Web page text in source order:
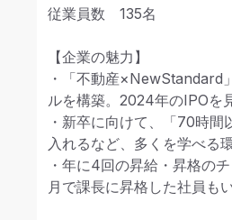
従業員数　135名
【企業の魅力】
・「不動産×NewStandard
ルを構築。2024年のIPOを
・新卒に向けて、「70時
入れるなど、多くを学べる
・年に4回の昇給・昇格の
月で課長に昇格した社員も